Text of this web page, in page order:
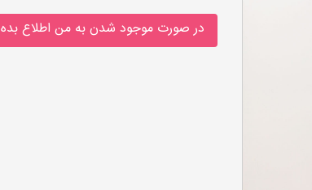
در صورت موجود شدن به من اطلاع بده